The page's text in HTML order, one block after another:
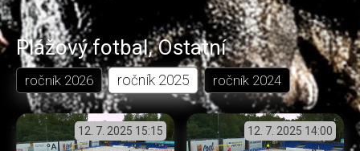
Plážový fotbal,Ostatní
ročník 2026 ročník 2025 ročník 2024
12. 7. 2025 15:15 12. 7. 2025 14:00